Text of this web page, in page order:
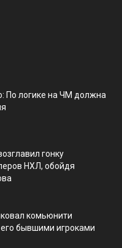
По логике на ЧМ должна
гонку
НХЛ, обойдя
комьюнити
его бывшими игроками